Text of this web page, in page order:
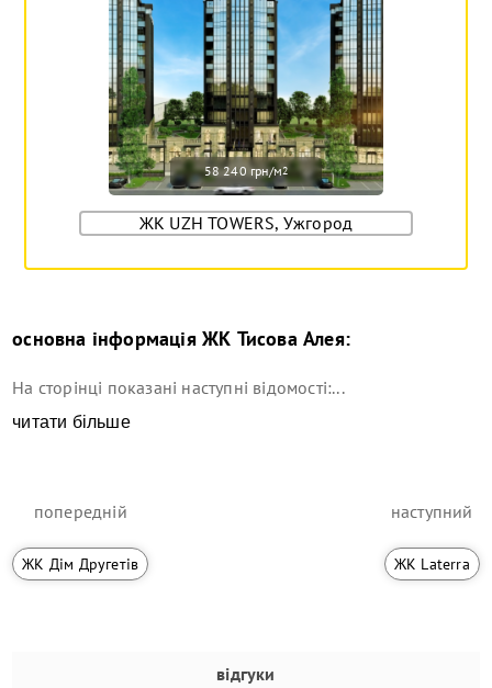
58 240 грн/м2
ЖК UZH TOWERS, Ужгород
основна інформаціяЖК Тисова Алея:
На сторінці показані наступні відомості:...
читати більше
попередній
ЖК Дім Другетів
наступний
ЖК Laterra
відгуки